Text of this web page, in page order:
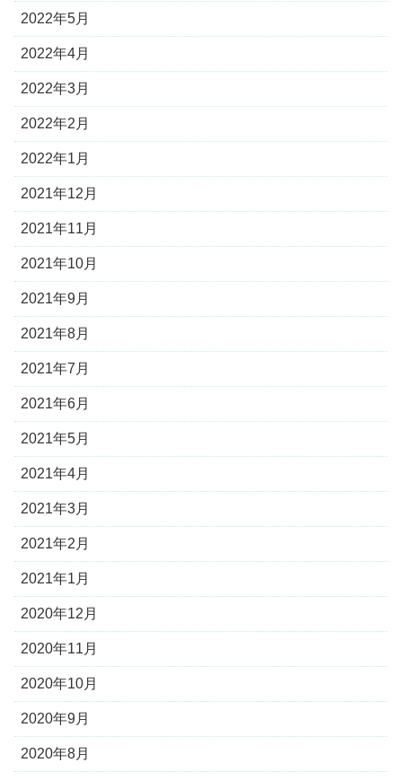
2022年5月
2022年4月
2022年3月
2022年2月
2022年1月
2021年12月
2021年11月
2021年10月
2021年9月
2021年8月
2021年7月
2021年6月
2021年5月
2021年4月
2021年3月
2021年2月
2021年1月
2020年12月
2020年11月
2020年10月
2020年9月
2020年8月